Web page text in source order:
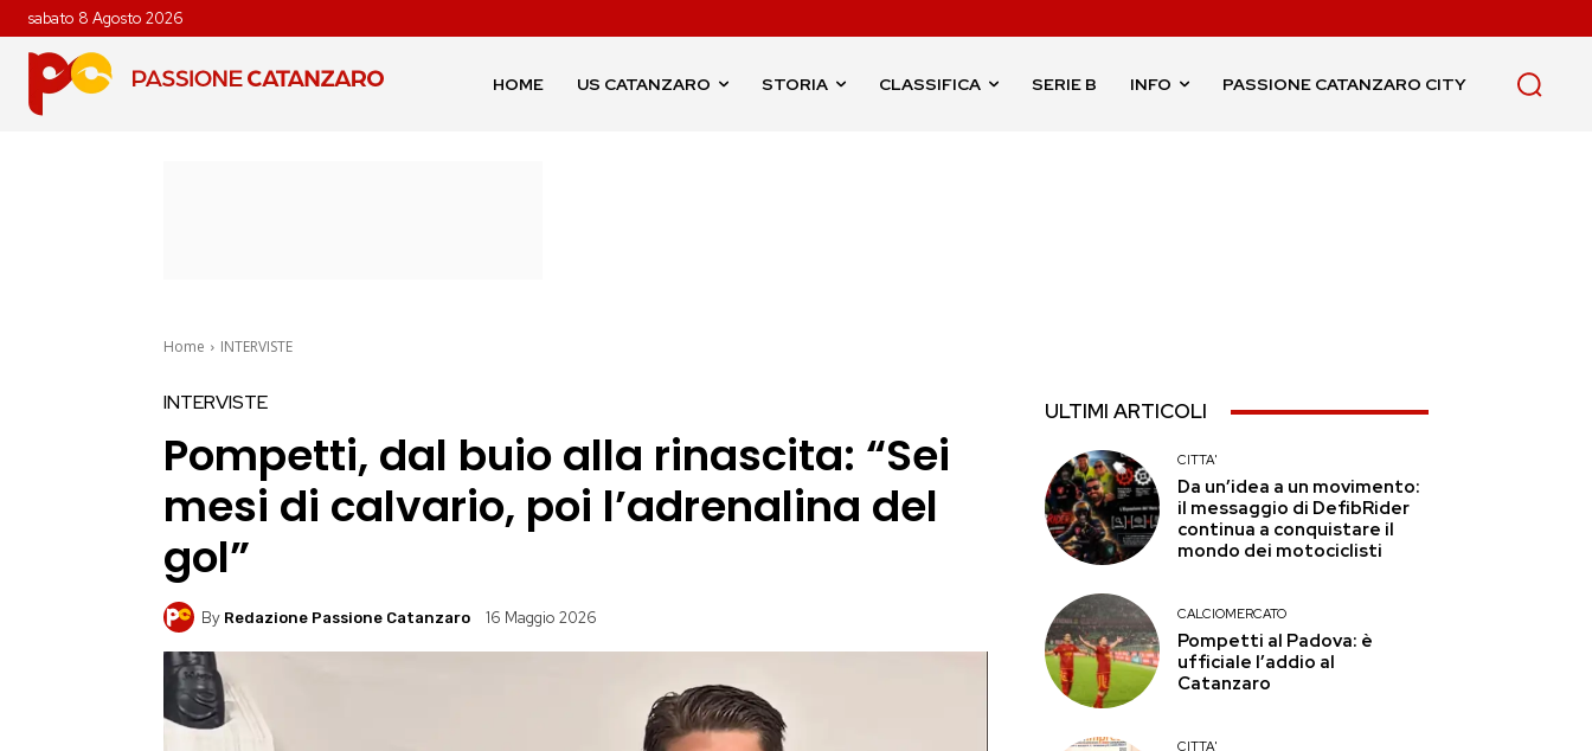
sabato 8 Agosto 2026
HOME US CATANZARO STORIA CLASSIFICA SERIE B INFO PASSIONE CATANZARO CITY
Home INTERVISTE
INTERVISTE
Pompetti, dal buio alla rinascita: “Sei
mesi di calvario, poi l’adrenalina del
gol”
By Redazione Passione Catanzaro 16 Maggio 2026
ULTIMI ARTICOLI
CITTA'
Da un’idea a un movimento:
il messaggio di DefibRider
continua a conquistare il
mondo dei motociclisti
CALCIOMERCATO
Pompetti al Padova: è
ufficiale l’addio al
Catanzaro
CITTA'